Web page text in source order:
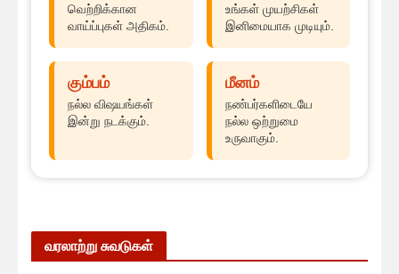
வெற்றிக்கான
வாய்ப்புகள் அதிகம்.
உங்கள் முயற்சிகள்
இனிமையாக முடியும்.
கும்பம்
நல்ல விஷயங்கள்
இன்று நடக்கும்.
மீனம்
நண்பர்களிடையே
நல்ல ஒற்றுமை
உருவாகும்.
வரலாற்று சுவடுகள்